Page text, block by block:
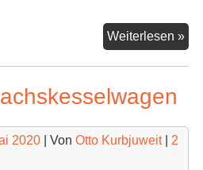
Weiterlesen »G-
2020| Von Otto Kurbjuweit| 2